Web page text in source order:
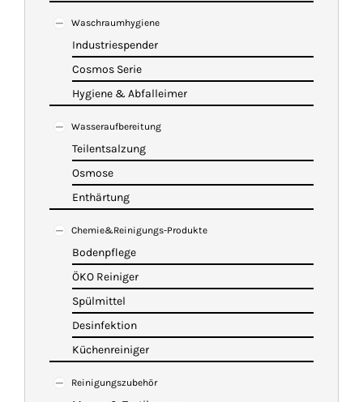
Waschraumhygiene
Industriespender
Cosmos Serie
Hygiene & Abfalleimer
Wasseraufbereitung
Teilentsalzung
Osmose
Enthärtung
Chemie&Reinigungs-Produkte
Bodenpflege
ÖKO Reiniger
Spülmittel
Desinfektion
Küchenreiniger
Reinigungszubehör